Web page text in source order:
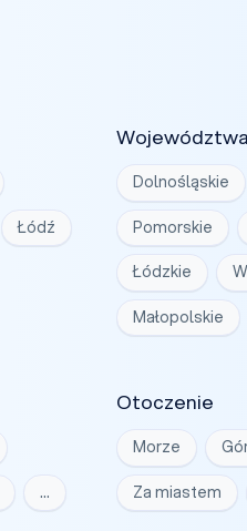
Łódź
Województwa
Dolnośląskie
Pomorskie
Łódzkie
Małopolskie
…
Otoczenie
Morze
Za miastem